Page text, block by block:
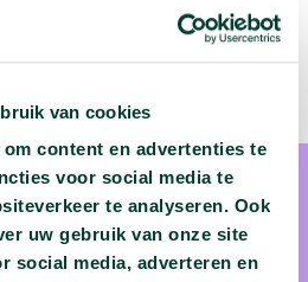
van cookies
content en advertenties te
voor social media te
te analyseren. Ook
uw gebruik van onze site
social media, adverteren en